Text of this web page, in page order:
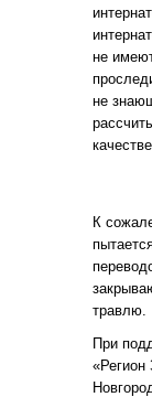
не
не
К
травлю.
При
«Регион